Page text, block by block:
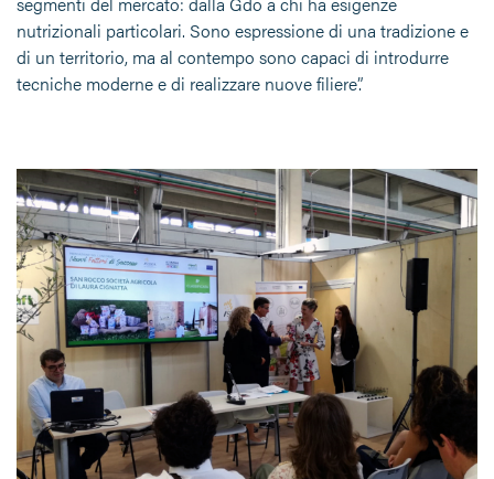
nutrizionali particolari. Sono espressione di una tradizione e
di un territorio, ma al contempo sono capaci di introdurre
tecniche moderne e di realizzare nuove filiere”.